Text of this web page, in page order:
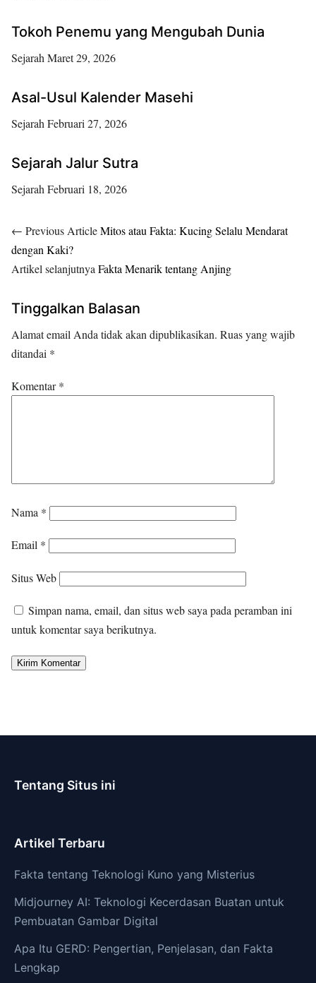
Tokoh Penemu yang Mengubah Dunia
Sejarah Maret 29, 2026
Asal-Usul Kalender Masehi
Sejarah Februari 27, 2026
Sejarah Jalur Sutra
Sejarah Februari 18, 2026
← Previous ArticleMitos atau Fakta: Kucing Selalu Mendarat
dengan Kaki?
Artikel selanjutnya Fakta Menarik tentang Anjing
Tinggalkan Balasan
Alamat email Anda tidak akan dipublikasikan. Ruas yang wajib
ditandai *
Komentar*
Nama *
Email *
Situs Web
Simpan nama, email, dan situs web saya pada peramban ini
untuk komentar saya berikutnya.
Tentang Situs ini
Artikel Terbaru
Fakta tentang Teknologi Kuno yang Misterius
Midjourney AI: Teknologi Kecerdasan Buatan untuk
Pembuatan Gambar Digital
Apa Itu GERD: Pengertian, Penjelasan, dan Fakta
Lengkap